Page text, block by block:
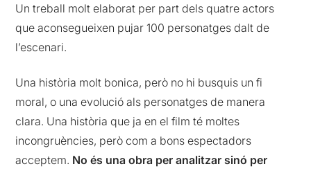
Un treball molt elaborat per part dels quatre actors
que aconsegueixen pujar 100 personatges dalt de
l’escenari.
Una història molt bonica, però no hi busquis un fi
moral, o una evolució als personatges de manera
clara. Una història que ja en el film té moltes
incongruències, però com a bons espectadors
acceptem. No és una obra per analitzar sinó per